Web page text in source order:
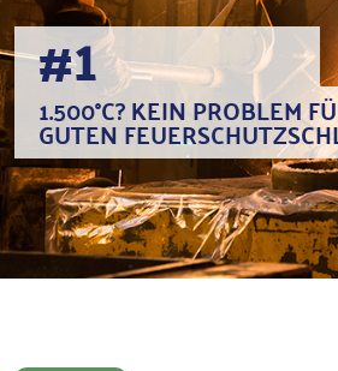
#1
1.500°C? KEIN PROBLEM
GUTEN